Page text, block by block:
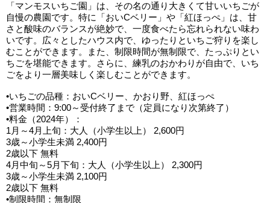
「マンモスいちご園」は、その名の通り大きくて甘いいちごが
自慢の農園です。特に「おいCベリー」や「紅ほっぺ」は、甘
さと酸味のバランスが絶妙で、一度食べたら忘れられない味わ
いです。広々としたハウス内で、ゆったりといちご狩りを楽し
むことができます。また、制限時間が無制限で、たっぷりとい
ちごを堪能できます。さらに、練乳のおかわりが自由で、いち
ごをより一層美味しく楽しむことができます。
•いちごの品種：おいCベリー、かおり野、紅ほっぺ
•営業時間：9:00～受付終了まで（定員になり次第終了）
•料金（2024年）：
1月～4月上旬：大人（小学生以上） 2,600円
3歳～小学生未満 2,400円
2歳以下 無料
4月中旬～5月下旬：大人（小学生以上） 2,300円
3歳～小学生未満 2,100円
2歳以下 無料
•制限時間：無制限